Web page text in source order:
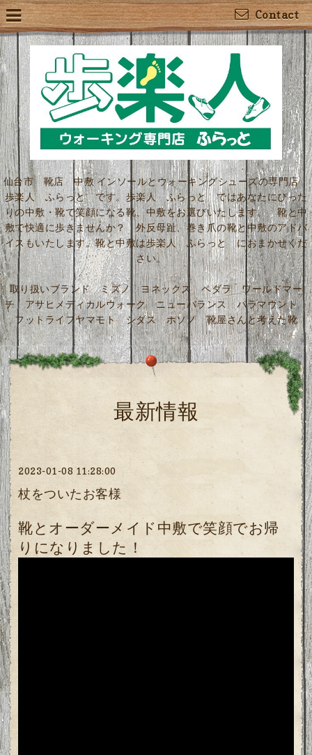
Contact
仙台市 靴店 中敷 インソールとウォーキングシューズの専門店
歩楽人 ふらっと です。歩楽人 ふらっと ではあなたにぴった
りの中敷・靴で笑顔になる靴、中敷をお選びいたします。 靴と中
敷で快適に歩きませんか？ 外反母趾、巻き爪の靴と中敷のアドバ
イスもいたします。靴と中敷は歩楽人 ふらっと におまかせくだ
さい。
取り扱いブランド ミズノ ヨネックス ペダラ ワールドマー
チ アサヒメディカルウォーク ニューバランス パラマウント
フットライフヤマモト シダス ホソノ 靴屋さんと考えた靴
最新情報
2023-01-08 11:28:00
杖をついたお客様
靴とオーダーメイド中敷で笑顔でお帰
りになりました！